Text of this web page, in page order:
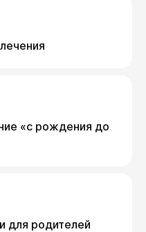
«с рождения до
для родителей